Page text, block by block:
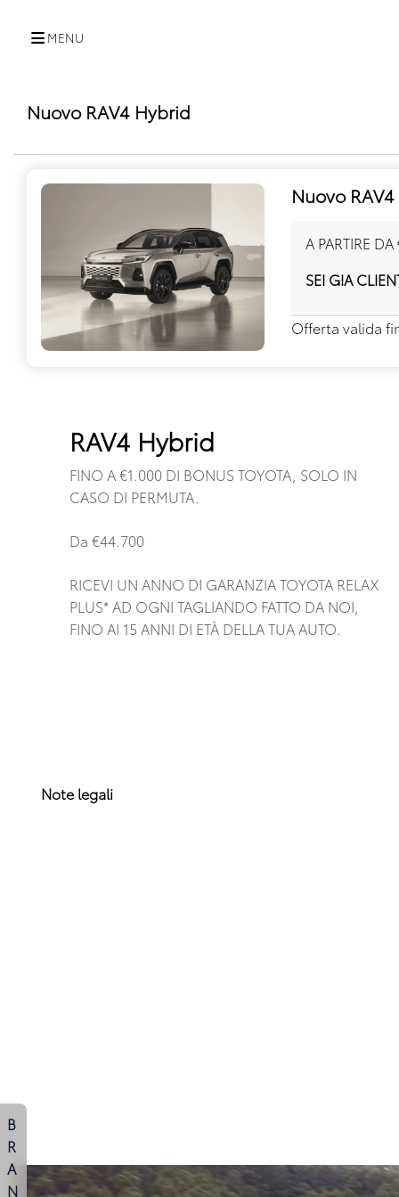
MENU
Nuovo RAV4 Hybrid
Nuovo
A PARTIRE DA
SEI GIA
Offerta valida
RAV4 Hybrid
FINO A €1.000 DI BONUS TOYOTA, SOLO IN
CASO DI PERMUTA.
Da €44.700
RICEVI UN ANNO DI GARANZIA TOYOTA RELAX
PLUS* AD OGNI TAGLIANDO FATTO DA NOI,
FINO AI 15 ANNI DI ETÀ DELLA TUA AUTO.
Note legali
B
R
A
N